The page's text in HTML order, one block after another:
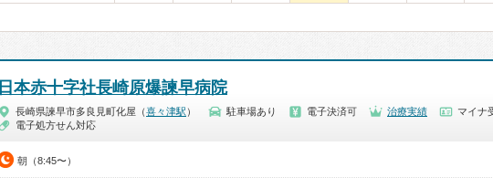
日本赤十字社長崎原爆諫早病院
長崎県諫早市多良見町化屋（喜々津駅 ） 駐車場あり 電子決済可 治療実績
マイナ
電子処方せん対応
朝（8:45〜）